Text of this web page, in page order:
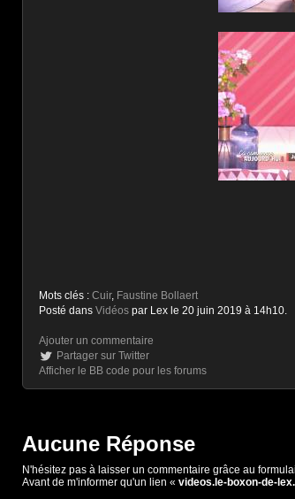
Mots clés : Cuir, Faustine Bollaert
Posté dans Vidéos par Lex le 20 juin 2019 à 14h10.
Ajouter un commentaire
Partager sur Twitter
Afficher le BB code pour les forums
Aucune Réponse
N'hésitez pas à laisser un commentaire grâce au
Avant de m'informer qu'un lien « videos.le-boxon-de-